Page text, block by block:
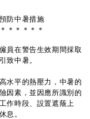
防中暑措施
＊ ＊ ＊ ＊ ＊ ＊
在警告生效期間採取
致中暑。
平的熱壓力，中暑的
因素，並因應所識別的
作時段、設置遮蔭上
息。